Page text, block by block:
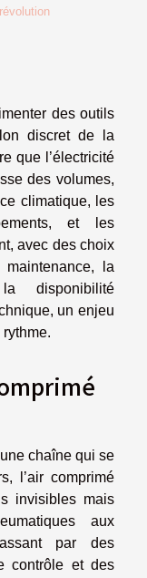
des outils
discret de la
que l’électricité
des volumes,
climatique, les
et les
avec des choix
la
disponibilité
un enjeu
rythme.
chaîne qui se
l’air comprimé
invisibles mais
aux
par des
contrôle et des